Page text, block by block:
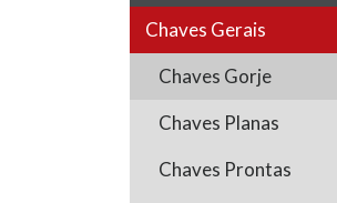
Chaves Gerais
Chaves Gorje
Chaves Planas
Chaves Prontas